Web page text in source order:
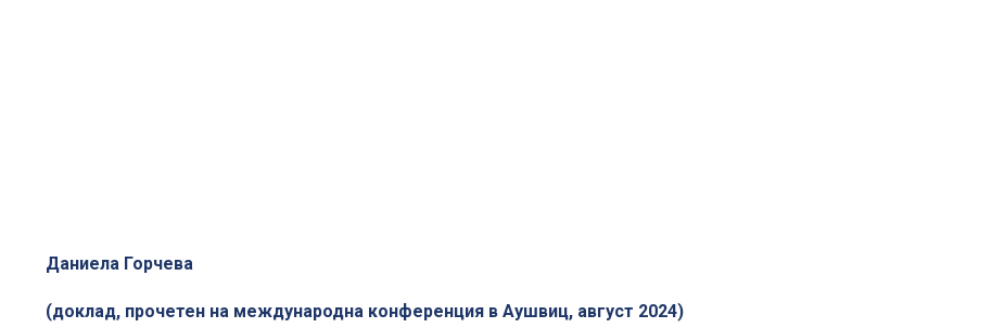
Даниела Горчева
(доклад, прочетен на международна конференция в Аушвиц, август 2024)